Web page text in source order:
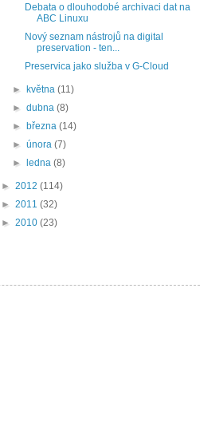
Debata o dlouhodobé archivaci dat na
ABC Linuxu
Nový seznam nástrojů na digital
preservation - ten...
Preservica jako služba v G-Cloud
► května(11)
►dubna(8)
► března(14)
►února(7)
►
ledna(8)
► 2012 (114)
► 2011 (32)
► 2010 (23)